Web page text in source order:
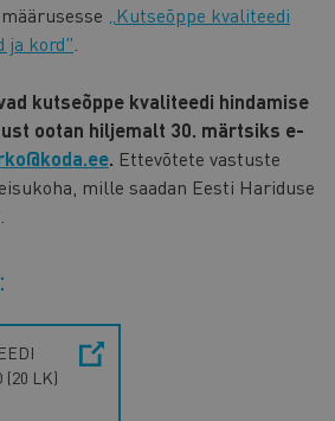
„Kutseõppe kvaliteedi
ja kord"
kutseõppe kvaliteedi hindamise
ootan hiljemalt 30. märtsiks e-
. Ettevõtete vastuste
mille saadan Eesti Hariduse
(20 LK)